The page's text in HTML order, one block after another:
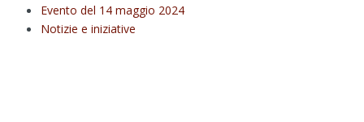
Evento del 14 maggio 2024
Notizie e iniziative